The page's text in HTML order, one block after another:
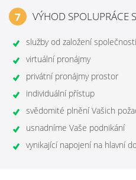
7 VÝHOD SPOLUPRÁCE
služby od založení
virtuální pronájmy
privátní pronájmy prostor
individuální přístup
svědomité plnění Vašich
usnadníme Vaše podnikání
vynikající napojení na hlavní